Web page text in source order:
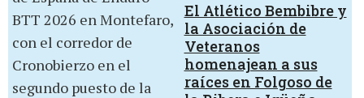
El Atlético Bembibre y
la Asociación de
Veteranos
homenajean a sus
raíces en Folgoso de